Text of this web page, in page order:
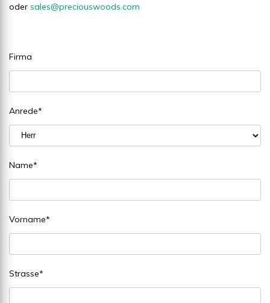
oder sales@preciouswoods.com
Firma
Anrede*
Name*
Vorname*
Strasse*